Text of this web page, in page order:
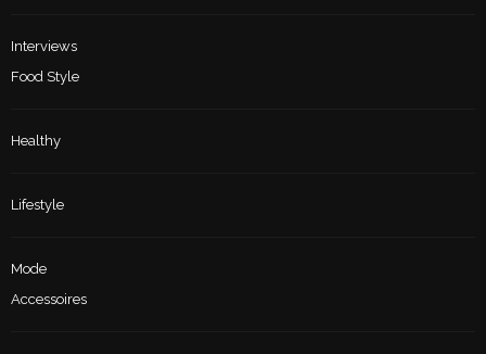
Interviews
Food Style
Healthy
Lifestyle
Mode
Accessoires